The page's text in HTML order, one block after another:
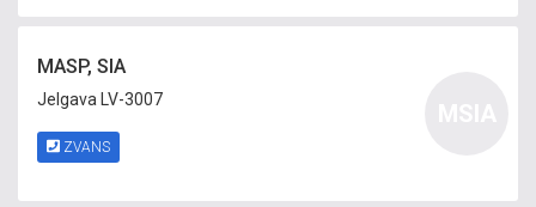
MASP, SIA
Jelgava LV-3007
ZVANS